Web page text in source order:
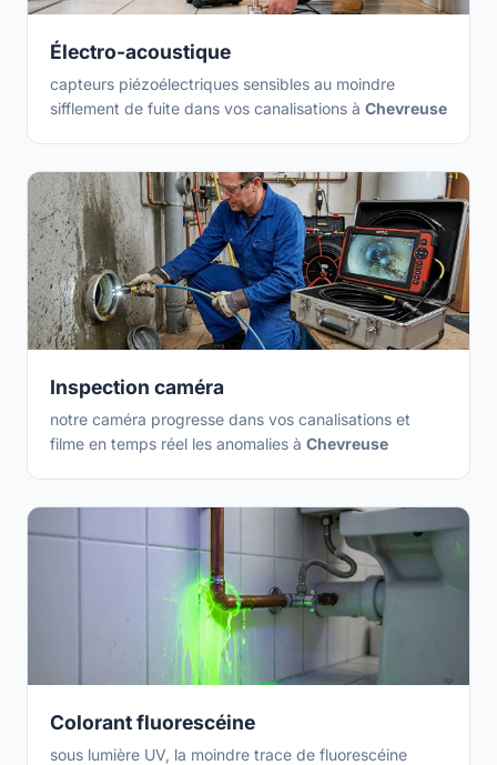
Électro-acoustique
capteurs piézoélectriques sensibles au moindre
sifflement de fuite dans vos canalisations à Chevreuse
Inspection caméra
notre caméra progresse dans vos canalisations et
filme en temps réel les anomalies à Chevreuse
Colorant fluorescéine
sous lumière UV, la moindre trace de fluorescéine